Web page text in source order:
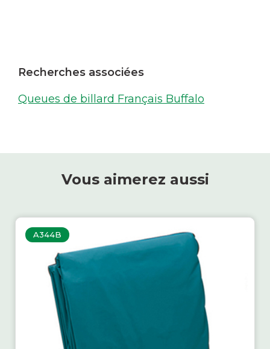
Recherches associées
Queues de billard Français Buffalo
Vous aimerez aussi
A344B